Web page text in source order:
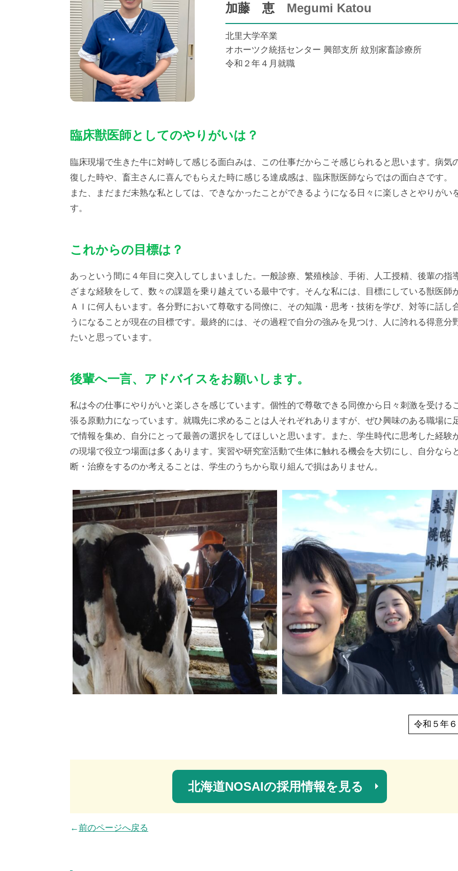
加藤 恵 Megumi Katou
北里大学卒業
オホーツク統括センター 興部支所 紋別家畜診療所
令和２年４月就職
臨床獣医師としてのやりがいは？
臨床現場で生きた牛に対峙して感じる面白みは、この仕事だからこそ感じられると思います。病気
復した時や、畜主さんに喜んでもらえた時に感じる達成感は、臨床獣医師ならではの面白さです。
また、まだまだ未熟な私としては、できなかったことができるようになる日々に楽しさとやりがい
す。
これからの目標は？
あっという間に４年目に突入してしまいました。一般診療、繁殖検診、手術、人工授精、後輩の指
ざまな経験をして、数々の課題を乗り越えている最中です。そんな私には、目標にしている獣医師
ＡＩに何人もいます。各分野において尊敬する同僚に、その知識・思考・技術を学び、対等に話し
うになることが現在の目標です。最終的には、その過程で自分の強みを見つけ、人に誇れる得意分
たいと思っています。
後輩へ一言、アドバイスをお願いします。
私は今の仕事にやりがいと楽しさを感じています。個性的で尊敬できる同僚から日々刺激を受ける
張る原動力になっています。就職先に求めることは人それぞれありますが、ぜひ興味のある職場に
で情報を集め、自分にとって最善の選択をしてほしいと思います。また、学生時代に思考した経験
の現場で役立つ場面は多くあります。実習や研究室活動で生体に触れる機会を大切にし、自分なら
断・治療をするのか考えることは、学生のうちから取り組んで損はありません。
令和５年
北海道NOSAIの採用情報を見る
←前のページへ戻る